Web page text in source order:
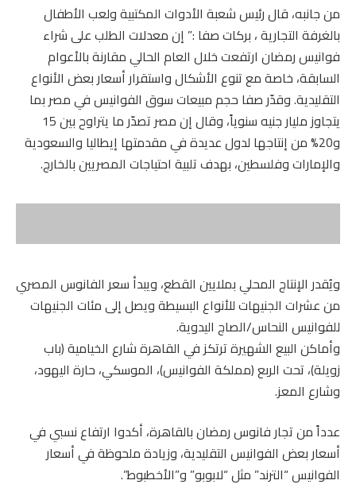
من جانبه، قال رئيس شعبة الأدوات المكتبية ولعب الأطفال
بالغرفة التجارية ، بركات صفا :” إن معدلات الطلب على شراء
فوانيس رمضان ارتفعت خلال العام الحالي مقارنة بالأعوام
السابقة، خاصة مع تنوع الأشكال واستقرار أسعار بعض الأنواع
التقليدية. وقدّر صفا حجم مبيعات سوق الفوانيس في مصر بما
يتجاوز مليار جنيه سنوياً، وقال إن مصر تصدّر ما يتراوح بين 15
و20% من إنتاجها لدول عديدة في مقدمتها إيطاليا والسعودية
والإمارات وفلسطين، بهدف تلبية احتياجات المصريين بالخارج.
ويُقدر الإنتاج المحلي بملايين القطع، ويبدأ سعر الفانوس المصري
من عشرات الجنيهات للأنواع البسيطة ويصل إلى مئات الجنيهات
للفوانيس النحاس/الصاج اليدوية.
وأماكن البيع الشهيرة ترتكز في القاهرة شارع الخيامية (باب
زويلة)، تحت الربع (مملكة الفوانيس)، الموسكي، حارة اليهود،
وشارع المعز.
عدداً من تجار فانوس رمضان بالقاهرة، أكدوا ارتفاع نسبي في
أسعار بعض الفوانيس التقليدية، وزيادة ملحوظة في أسعار
الفوانيس “الترند” مثل “لابوبو” و”الأخطبوط”.